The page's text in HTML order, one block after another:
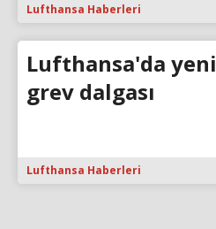
Lufthansa Haberleri
Lufthansa'da yeni
grev dalgası
Lufthansa Haberleri